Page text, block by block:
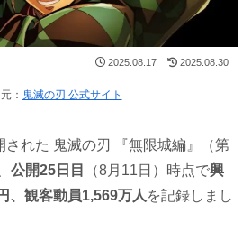
2025.08.17 2025.08.30
： 鬼滅の刃 公式サイト
された 鬼滅の刃 『無限城編』（第
公開25日目 （8月11日）時点で興
、観客動員1,569万人 を記録しまし